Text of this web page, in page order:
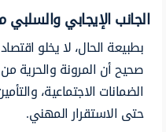
الجانب الإيجابي
بطبيعة الحال، لا يخلو
صحيح أن المرونة والحرية من
الضمانات الاجتماعية،
حتى الاستقرار المهني.